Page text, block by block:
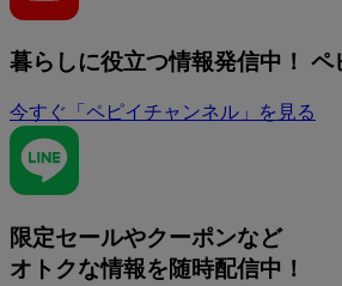
暮らしに役立つ情報発信中！ ペ
今すぐ「ペピイチャンネル」を見る
限定セールやクーポンなど
オトクな情報を随時配信中！